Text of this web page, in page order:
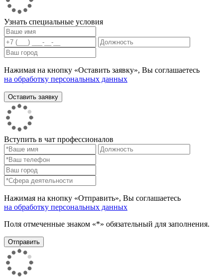
Узнать специальные условия
Нажимая на кнопку «Оставить заявку», Вы соглашаетесь
на обработку персональных данных
Вступить в чат профессионалов
Нажимая на кнопку «Отправить», Вы соглашаетесь
на обработку персональных данных
Поля отмеченные знаком «*» обязательный для заполнения.